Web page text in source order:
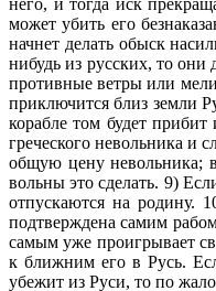
может убить его
начнет делать обыск
нибудь из русских, то они
противные ветры или мели
приключится близ земли
корабле том будет
греческого невольника и
общую цену невольника;
вольны это сделать. 9)
отпускаются на родину.
подтверждена самим
самым уже проигрывает
к ближним его в Русь.
убежит из Руси, то по